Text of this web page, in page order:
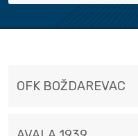
OFK BOŽDAREVAC